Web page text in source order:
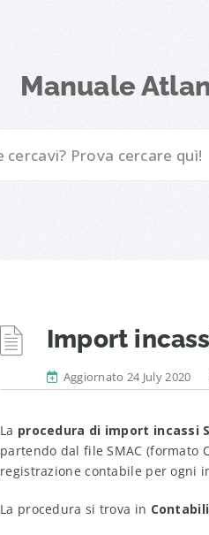
Manuale
Import
Aggiornato 24 July 2020
La procedura di import incassi
partendo dal file SMAC (formato
registrazione contabile per ogni
La procedura si trova in